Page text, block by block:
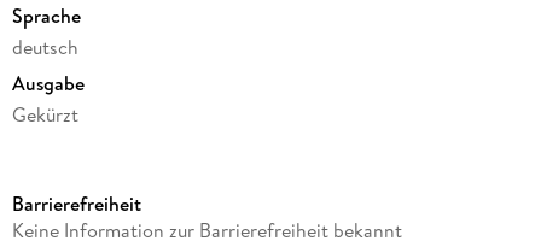
Sprache
deutsch
Ausgabe
Gekürzt
Laufzeit
Barrierefreiheit
Keine Information zur Barrierefreiheit bekannt